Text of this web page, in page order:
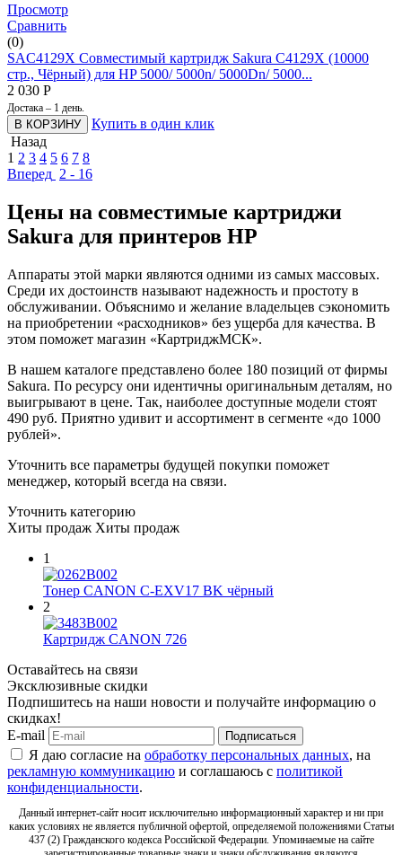
Просмотр
Сравнить
(0)
SAC4129X Совместимый картридж Sakura C4129X (10000
стр., Чёрный) для HP 5000/ 5000n/ 5000Dn/ 5000...
2 030 Р
Достака – 1 день.
В КОРЗИНУ
Купить в один клик
Назад
1 2 3 4 5 6 7 8
Вперед 2 - 16
Цены на совместимые картриджи
Sakura для принтеров HP
Аппараты этой марки являются одними из самых массовых.
Среди их достоинств называют надежность и простоту в
обслуживании. Объяснимо и желание владельцев сэкономить
на приобретении «расходников» без ущерба для качества. В
этом поможет магазин «КартриджМСК».
В нашем каталоге представлено более 180 позиций от фирмы
Sakura. По ресурсу они идентичны оригинальным деталям, но
выигрывают в цене. Так, наиболее доступные модели стоят
490 руб. Приятно удивит и ассортимент в сегменте «до 1000
рублей».
Уточнить все параметры будущей покупки поможет
менеджер, который всегда на связи.
Уточнить категорию
Хиты продаж Хиты продаж
1
Тонер CANON C-EXV17 BK чёрный
2
Картридж CANON 726
Оставайтесь на связи
Эксклюзивные скидки
Подпишитесь на наши новости и получайте информацию о
скидках!
E-mail
Подписаться
Я даю согласие на обработку персональных данных, на
рекламную коммуникацию и соглашаюсь с политикой
конфиденциальности.
Данный интернет-сайт носит исключительно информационный характер и ни при
каких условиях не является публичной офертой, определяемой положениями Статьи
437 (2) Гражданского кодекса Российской Федерации. Упоминаемые на сайте